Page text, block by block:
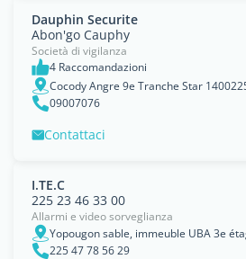
Dauphin Securite
Abon'go Cauphy
Società di vigilanza
4 Raccomandazioni
Cocody Angre 9e Tranche Star
09007076
Contattaci
I.TE.C
225 23 46 33 00
Allarmi e video sorveglianza
Yopougon sable, immeuble UBA 3e
225 47 78 56 29